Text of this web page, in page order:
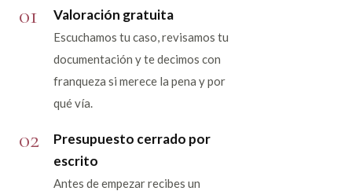
01 Valoración gratuita
Escuchamos tu caso, revisamos tu
documentación y te decimos con
franqueza si merece la pena y por
qué vía.
02
Presupuesto cerrado por
escrito
Antes de empezar recibes un